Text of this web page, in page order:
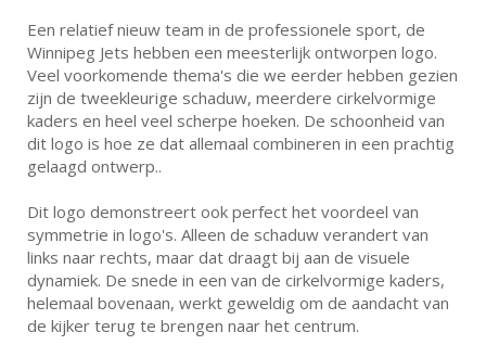
Een relatief nieuw team in de professionele sport, de
Winnipeg Jets hebben een meesterlijk ontworpen logo.
Veel voorkomende thema's die we eerder hebben gezien
zijn de tweekleurige schaduw, meerdere cirkelvormige
kaders en heel veel scherpe hoeken. De schoonheid van
dit logo is hoe ze dat allemaal combineren in een prachtig
gelaagd ontwerp..
Dit logo demonstreert ook perfect het voordeel van
symmetrie in logo's. Alleen de schaduw verandert van
links naar rechts, maar dat draagt bij aan de visuele
dynamiek. De snede in een van de cirkelvormige kaders,
helemaal bovenaan, werkt geweldig om de aandacht van
de kijker terug te brengen naar het centrum.